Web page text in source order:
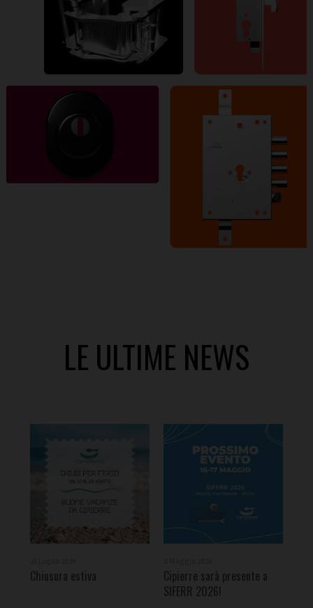
LE ULTIME NEWS
Chiusura estiva
Cipierre sarà presente a
SIFERR 2026!